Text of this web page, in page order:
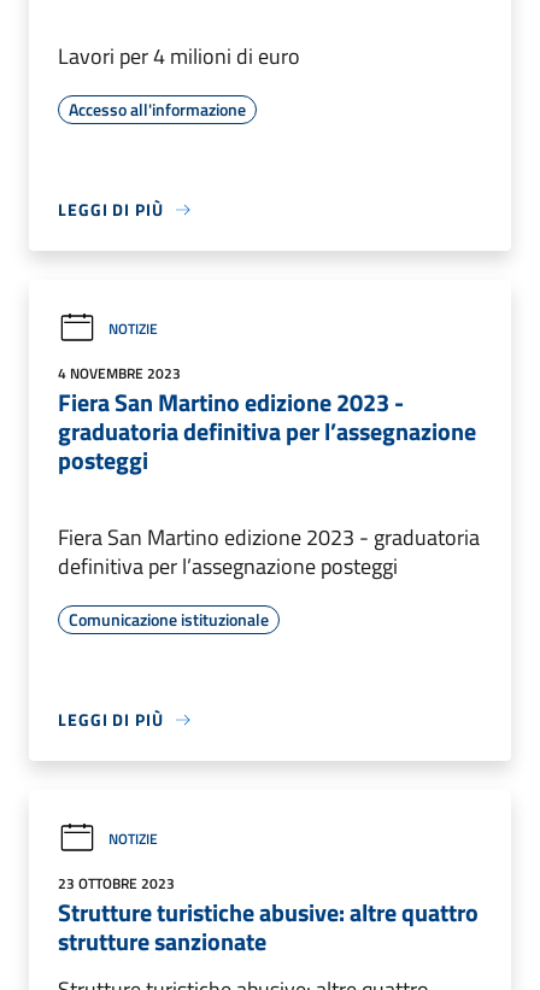
Lavori per 4 milioni di euro
Accesso all'informazione
LEGGI DI PIÙ
NOTIZIE
4 NOVEMBRE 2023
Fiera San Martino edizione 2023 -
graduatoria definitiva per l’assegnazione
posteggi
Fiera San Martino edizione 2023 - graduatoria
definitiva per l’assegnazione posteggi
Comunicazione istituzionale
LEGGI DI PIÙ
NOTIZIE
23 OTTOBRE 2023
Strutture turistiche abusive: altre quattro
strutture sanzionate